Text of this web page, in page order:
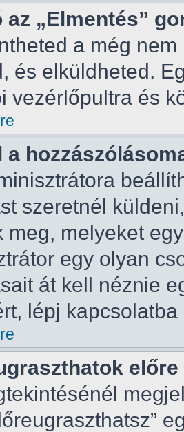
az „Elmentés”
a még
és elküldheted.
vezérlőpultra és
a
szeretnél
meg, melyeket
egy olyan
át kell néznie
lépj